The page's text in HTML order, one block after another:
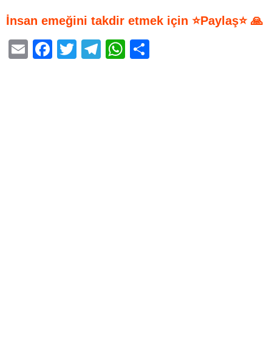
İnsan emeğini takdir etmek için ⭐Paylaş⭐ 🙏
E
F
T
T
W